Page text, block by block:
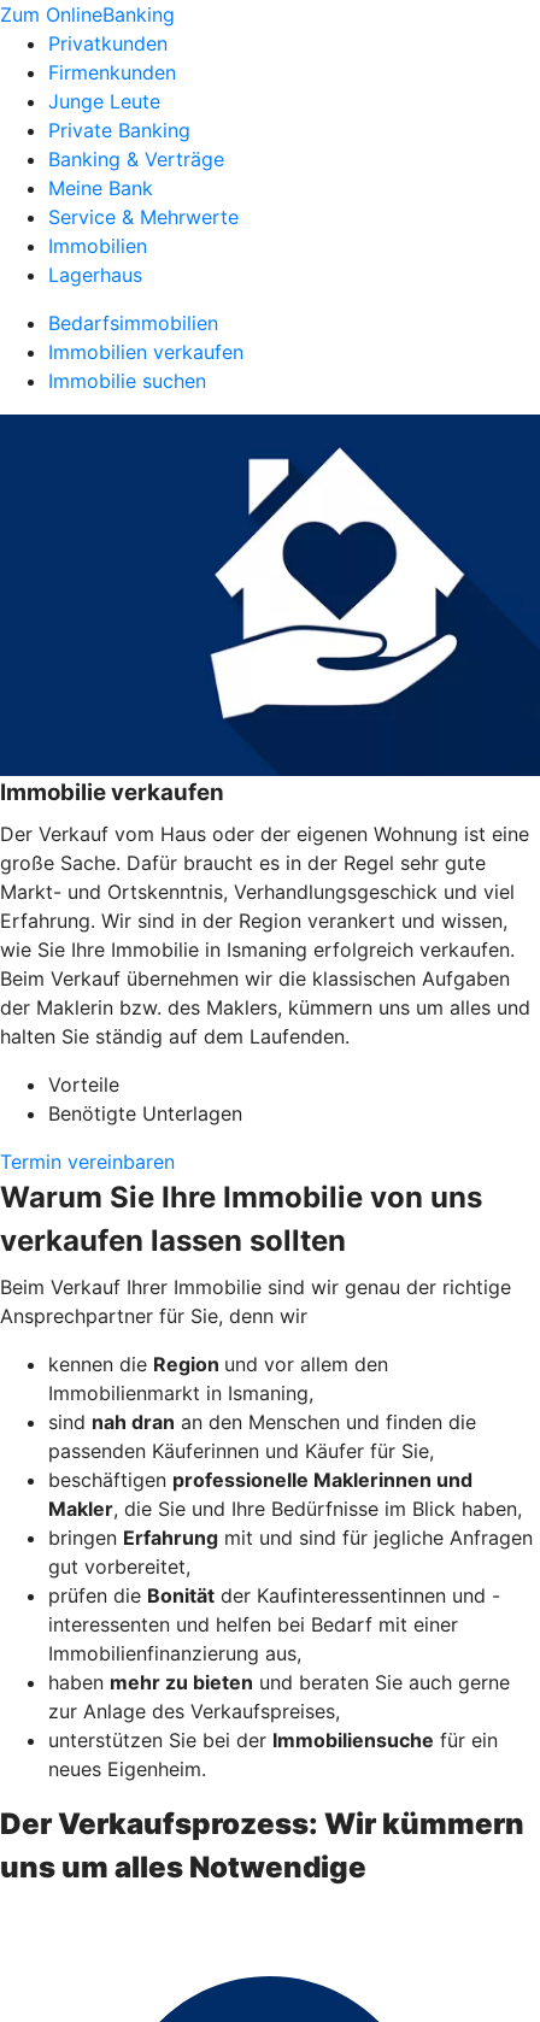
Zum OnlineBanking
Privatkunden
Firmenkunden
Junge Leute
Private Banking
Banking & Verträge
Meine Bank
Service & Mehrwerte
Immobilien
Lagerhaus
Bedarfsimmobilien
Immobilien verkaufen
Immobilie suchen
Immobilie verkaufen
Der Verkauf vom Haus oder der eigenen Wohnung ist eine
große Sache. Dafür braucht es in der Regel sehr gute
Markt- und Ortskenntnis, Verhandlungsgeschick und viel
Erfahrung. Wir sind in der Region verankert und wissen,
wie Sie Ihre Immobilie in Ismaning erfolgreich verkaufen.
Beim Verkauf übernehmen wir die klassischen Aufgaben
der Maklerin bzw. des Maklers, kümmern uns um alles und
halten Sie ständig auf dem Laufenden.
Vorteile
Benötigte Unterlagen
Termin vereinbaren
Warum Sie Ihre Immobilie von uns
verkaufen lassen sollten
Beim Verkauf Ihrer Immobilie sind wir genau der richtige
Ansprechpartner für Sie, denn wir
kennen die Region und vor allem den
Immobilienmarkt in Ismaning,
sind nah dran an den Menschen und finden die
passenden Käuferinnen und Käufer für Sie,
beschäftigen professionelle Maklerinnen und
Makler, die Sie und Ihre Bedürfnisse im Blick haben,
bringen Erfahrung mit und sind für jegliche Anfragen
gut vorbereitet,
prüfen die Bonität der Kaufinteressentinnen und -
interessenten und helfen bei Bedarf mit einer
Immobilienfinanzierung aus,
haben mehr zu bieten und beraten Sie auch gerne
zur Anlage des Verkaufspreises,
unterstützen Sie bei der Immobiliensuche für ein
neues Eigenheim.
Der Verkaufsprozess: Wir kümmern
uns um alles Notwendige